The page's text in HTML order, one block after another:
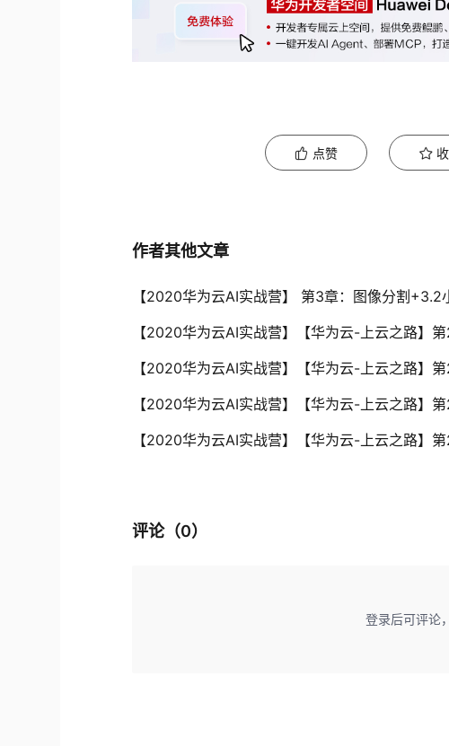
点赞
作者其他文章
【2020华为云AI实战营】 第3章：图像分割+3.2
【2020华为云AI实战营】【华为云-上云之路】
【2020华为云AI实战营】【华为云-上云之路】
【2020华为云AI实战营】【华为云-上云之路】
评论（0）
登录后可评论